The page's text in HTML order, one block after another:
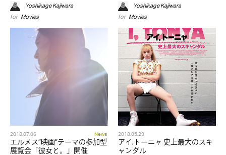
Yoshikage Kajiwara
for Movies
Yoshikage Kajiwara
for Movies
2018.07.06 News
エルメス”映画”テーマの参加型
展覧会「彼女と。」開催
2018.05.29
アイ,トーニャ 史上最大のスキ
ャンダル